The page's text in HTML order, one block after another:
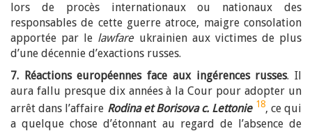
lors de procès internationaux ou nationaux des
responsables de cette guerre atroce, maigre consolation
apportée par le lawfareukrainien aux victimes de plus
d’une décennie d’exactions russes.
7. Réactions européennes face aux ingérences russes. Il
aura fallu presque dix années à la Cour pour adopter un
arrêt dans l’affaire Rodina et Borisova c. Lettonie 18, ce qui
a quelque chose d’étonnant au regard de l’absence de